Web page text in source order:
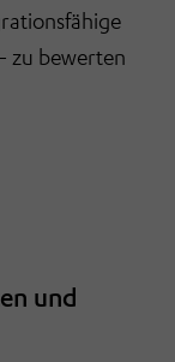
ähige
zu bewerten
und